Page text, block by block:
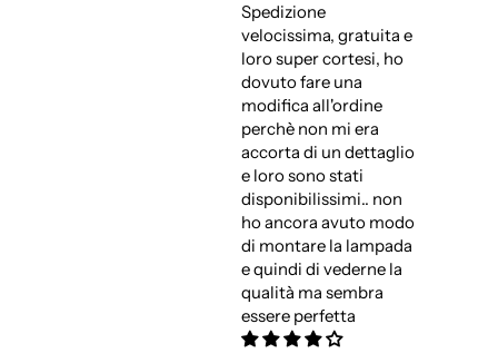
Spedizione
velocissima, gratuita e
loro super cortesi, ho
dovuto fare una
modifica all'ordine
perchè non mi era
accorta di un dettaglio
e loro sono stati
disponibilissimi.. non
ho ancora avuto modo
di montare la lampada
e quindi di vederne la
qualità ma sembra
essere perfetta